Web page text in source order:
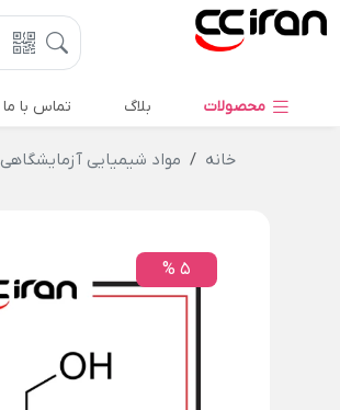
محصولات بلاگ تماس با ما
خانه مواد شیمیایی آزمایشگاهی
5 %